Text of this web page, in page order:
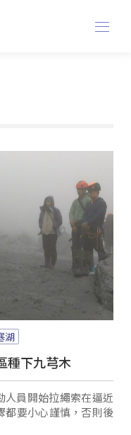
湖
種下九芎木
人員開始拉繩索在逼近
都要小心謹慎，否則後